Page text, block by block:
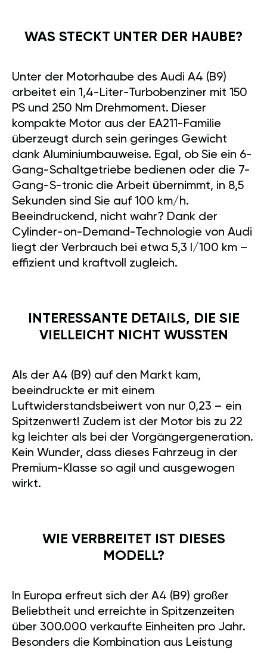
WAS STECKT UNTER DER HAUBE?
Unter der Motorhaube des Audi A4 (B9)
arbeitet ein 1,4-Liter-Turbobenziner mit 150
PS und 250 Nm Drehmoment. Dieser
kompakte Motor aus der EA211-Familie
überzeugt durch sein geringes Gewicht
dank Aluminiumbauweise. Egal, ob Sie ein 6-
Gang-Schaltgetriebe bedienen oder die 7-
Gang-S-tronic die Arbeit übernimmt, in 8,5
Sekunden sind Sie auf 100 km/h.
Beeindruckend, nicht wahr? Dank der
Cylinder-on-Demand-Technologie von Audi
liegt der Verbrauch bei etwa 5,3 l/100 km –
effizient und kraftvoll zugleich.
INTERESSANTE DETAILS, DIE SIE
VIELLEICHT NICHT WUSSTEN
Als der A4 (B9) auf den Markt kam,
beeindruckte er mit einem
Luftwiderstandsbeiwert von nur 0,23 – ein
Spitzenwert! Zudem ist der Motor bis zu 22
kg leichter als bei der Vorgängergeneration.
Kein Wunder, dass dieses Fahrzeug in der
Premium-Klasse so agil und ausgewogen
wirkt.
WIE VERBREITET IST DIESES
MODELL?
In Europa erfreut sich der A4 (B9) großer
Beliebtheit und erreichte in Spitzenzeiten
über 300.000 verkaufte Einheiten pro Jahr.
Besonders die Kombination aus Leistung